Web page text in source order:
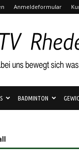
Anmeldeformular
BADMINTON